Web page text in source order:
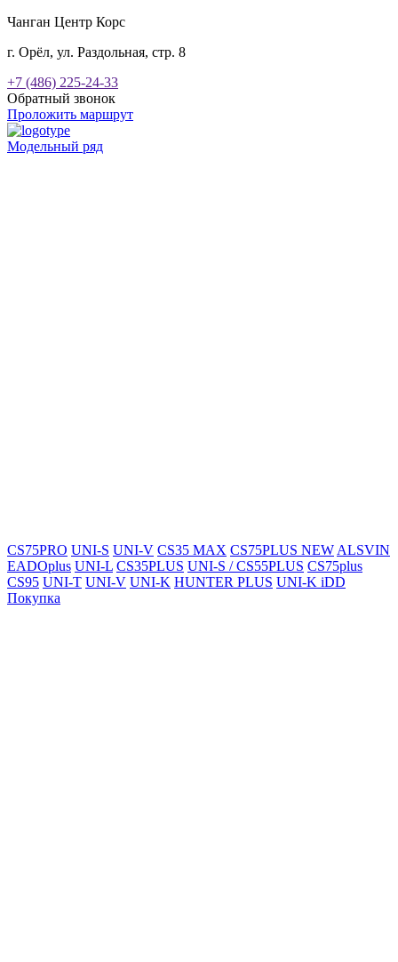
Чанган Центр Корс
г. Орёл, ул. Раздольная, стр. 8
+7 (486) 225-24-33
Обратный звонок
Проложить маршрут
Модельный ряд
CS75PRO UNI-S UNI-V CS35 MAX CS75PLUS NEW ALSVIN
EADOplus UNI-L CS35PLUS UNI-S / CS55PLUS CS75plus
CS95 UNI-T UNI-V UNI-K HUNTER PLUS UNI-K iDD
Покупка